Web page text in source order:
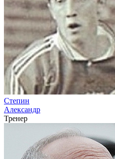
Степин
Александр
Тренер